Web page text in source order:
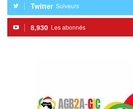
Twitter Suiveurs
8,930 Les abonnés